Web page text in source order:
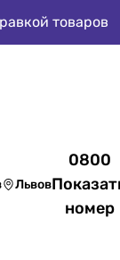
товаров
Львов
0800
номер